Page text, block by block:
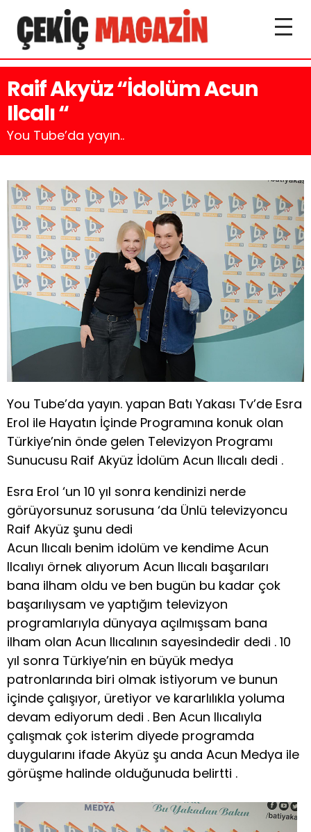
Raif Akyüz “İdolüm Acun
Ilcalı “
You Tube’da yayın..
You Tube’da yayın. yapan Batı Yakası Tv’de Esra
Erol ile Hayatın İçinde Programına konuk olan
Türkiye’nin önde gelen Televizyon Programı
Sunucusu Raif Akyüz İdolüm Acun Ilıcalı dedi .
Esra Erol ‘un 10 yıl sonra kendinizi nerde
görüyorsunuz sorusuna ‘da Ünlü televizyoncu
Raif Akyüz şunu dedi
Acun Ilıcalı benim idolüm ve kendime Acun
Ilcalıyı örnek alıyorum Acun Ilıcalı başarıları
bana ilham oldu ve ben bugün bu kadar çok
başarılıysam ve yaptığım televizyon
programlarıyla dünyaya açılmışsam bana
ilham olan Acun Ilıcalının sayesindedir dedi . 10
yıl sonra Türkiye’nin en büyük medya
patronlarında biri olmak istiyorum ve bunun
içinde çalışıyor, üretiyor ve kararlılıkla yoluma
devam ediyorum dedi . Ben Acun Ilıcalıyla
çalışmak çok isterim diyede programda
duygularını ifade Akyüz şu anda Acun Medya ile
görüşme halinde olduğunuda belirtti .